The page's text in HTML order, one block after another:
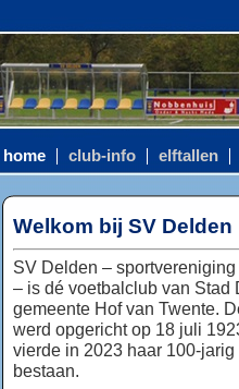
home club-info elftallen
Welkom bij SV Delden
SV Delden –
– is dé voetbalclub van Stad
gemeente Hof van Twente.
werd opgericht op 18 juli
vierde in 2023 haar 100-jarig
bestaan.